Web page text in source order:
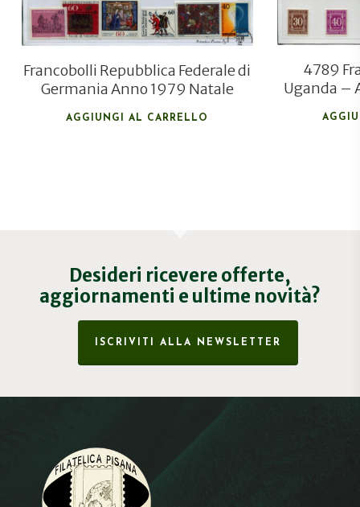
Francobolli Repubblica Federale di
Germania Anno 1979 Natale
AGGIUNGI AL CARRELLO
4789
Uganda –
Desideri ricevere offerte,
aggiornamenti e ultime novità?
ISCRIVITI ALLA NEWSLETTER